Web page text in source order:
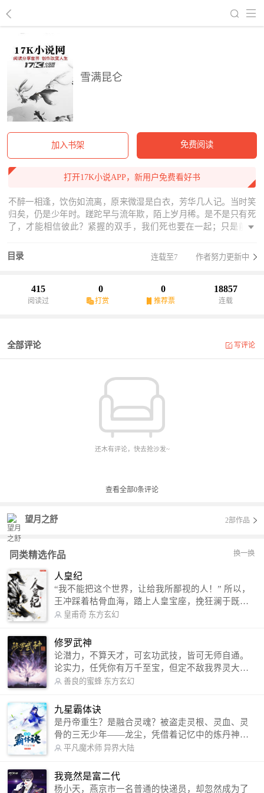
雪满昆仑
加入书架 免费阅读
打开17K小说APP，新用户免费看好书
不醉一相逢，饮伤如流离，原来微湿是白衣，芳华几人记。当时笑
归矣，仍是少年时。蹉跎早与流年欺，陌上岁月稀。是不是只有死
了，才能相信彼此？紧握的双手，我们死也要在一起；只是前一
目录
连载至7 作者努力更新中
415
阅读过
0
打赏
0
推荐票
18857
连载
全部评论 写评论
还木有评论，快去抢沙发~
查看全部0条评论
望月之舒 2部作品
同类精选作品 换一换
人皇纪
“我不能把这个世界，让给我所鄙视的人！” 所以，
王冲踩着枯骨血海，踏上人皇宝座，挽狂澜于既
倒，扶大厦之将倾，成就了一段无上的传说！ 微信
微博：皇甫奇（地址：http://weibo.com/u/25284575
87） QQ交流群：320238210【普通群】 574501330
【VIP订阅群】 欢迎大家关注。
皇甫奇 东方玄幻
修罗武神
论潜力，不算天才，可玄功武技，皆可无师自通。
论实力，任凭你有万千至宝，但定不敌我界灵大
军。 我是谁？天下众生视我为修罗，却不知，我以
信公众号：善良的蜜蜂后援会）
善良的蜜蜂 东方玄幻
九星霸体诀
是丹帝重生？是融合灵魂？被盗走灵根、灵血、灵
骨的三无少年——龙尘，凭借着记忆中的炼丹神
术，修行神秘功法九星霸体诀，拨开重重迷雾，解
勾搭各色美女，镇压恶鬼邪神。 江湖传闻：龙
尘一到，地吼天啸。龙尘一出，鬼泣神哭。 本
平凡魔术师 异界大陆
我竟然是富二代
杨小天，燕京市一名普通的快递员，却忽然成为了